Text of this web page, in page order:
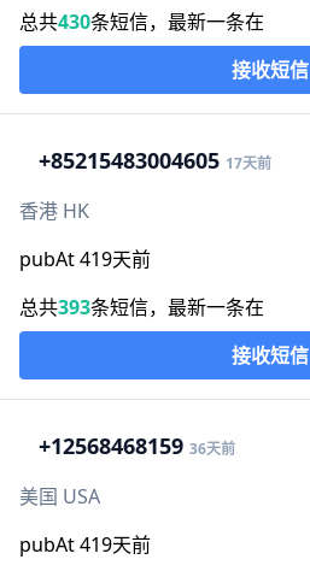
总共430条短信，最新一条在
接收短信
+85215483004605 17天前
香港 HK
pubAt 419天前
总共393条短信，最新一条在
接收短信
+12568468159 36天前
美国 USA
pubAt 419天前